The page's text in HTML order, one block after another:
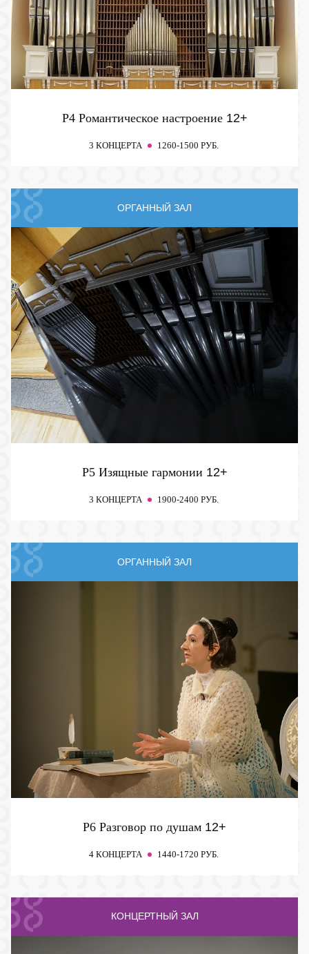
P4 Романтическое настроение 12+
3 КОНЦЕРТА 1260-1500 РУБ.
ОРГАННЫЙ ЗАЛ
P5 Изящные гармонии 12+
3 КОНЦЕРТА 1900-2400 РУБ.
ОРГАННЫЙ ЗАЛ
P6 Разговор по душам 12+
4 КОНЦЕРТА 1440-1720 РУБ.
КОНЦЕРТНЫЙ ЗАЛ